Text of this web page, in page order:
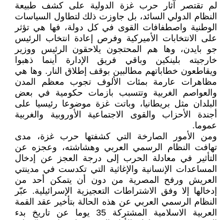
لم تقتصر آثار حرب غزة الدولية على كشف طبيعة
النظام الدولي السائد، بل جاوزت ذلك لتطاول السياسات
الوطنية واصطفافات القوى في كل دولة، فها هي تؤثر
على الانتخابات الأميركية وفرص إعادة انتخاب الرئيس
جو بايدن، وها هم المحتجون يلاحقون الرئيس ووزير
خارجيته بلينكين وباقي فريق الإدارة أينما ذهبوا
ويقاطعون خطاباتهم مطالبين بوقف إطلاق النار. وها هي
مظاهرات عارمة بمئات الألوف تجوب معظم المدن
والعواصم الغربية وتتسبب بازمات حكومية في بعض
البلدان مثل بريطانيا، وباتت غزة موضوعا رئيسيا على
أجندة الأحزاب والقوى الاجتماعية الأوروبية والغربية
عموما.
ومن الأمور الصارخة التي كشفتها حرب غزة، مدى
تهافت النظام الرسمي العربي وهشاشته، وعجزه عن
التأثير في معادلة الحرب إلى درجة العجز عن إدخال
المساعدات الإنسانية والإغاثية التي تكدست في مدينتي
العريش ورفح المصرية من دون أن يتمكن أحد من
إدخالها إلا وفق الاشتراطات التعجيزية الإسرائيلية. عبّر
النظام الرسمي العربي عن هذه الحالة بتأخير عقد القمة
العربية الاسلامية المشتركة 35 يوما عن تاريخ بدء